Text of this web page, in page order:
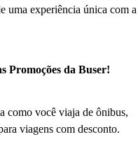
uma experiência única com a
Promoções da Buser!
como você viaja de ônibus,
viagens com desconto.